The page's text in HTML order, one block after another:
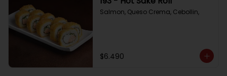
Salmon, Queso Crema, Cebollin,
$6.490